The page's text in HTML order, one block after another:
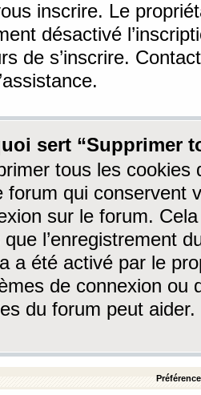
inscrire. Le
désactivé
de s’inscrire.
sert “Supprimer
tous les cookies
forum qui conservent
sur le forum.
que l’enregistrement
a été activé par le
de connexion ou
du forum peut aider.